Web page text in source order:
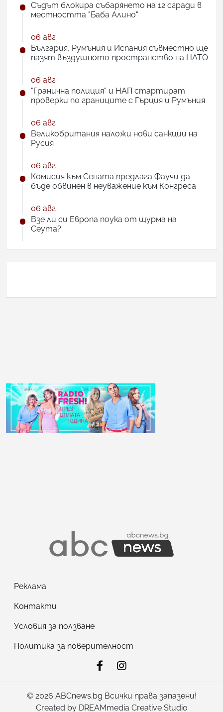
Съдът блокира събарянето на 12 сгради в
местността "Баба Алино"
06 авг
България, Румъния и Испания съвместно ще
пазят въздушното пространство на НАТО
06 авг
"Гранична полиция" и НАП стартират
проверки по границите с Гърция и Румъния
06 авг
Великобритания наложи нови санкции на
Русия
06 авг
Комисия към Сената предлага Фаучи да
бъде обвинен в неуважение към Конгреса
06 авг
Взе ли си Европа поука от щурма на
Сеута?
Реклама
Контакти
Условия за ползване
Политика за поверителност
© 2026 ABCnews.bg Всички права запазени!
Created by DREAMmedia Creative Studio